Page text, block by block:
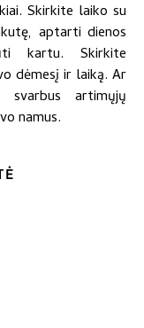
Skirkite laiko su
aptarti dienos
kartu. Skirkite
dėmesį ir laiką. Ar
svarbus artimųjų
namus.